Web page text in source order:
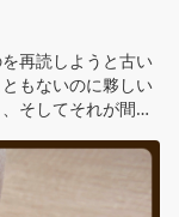
再読しようと古い
もないのに夥しい
そしてそれが間違
』が、このたびた
バーになったと聞
再挑戦の夏。